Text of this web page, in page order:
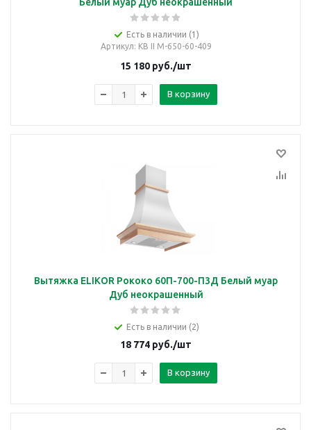
Есть в наличии (1)
Артикул: КВ II М-650-60-409
15 180 руб./шт
В корзину
Вытяжка ELIKOR Рококо 60П-700-П3Д Белый муар
Дуб неокрашенный
Есть в наличии (2)
18 774 руб./шт
В корзину